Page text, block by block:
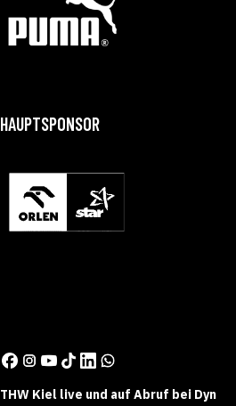
HAUPTSPONSOR
THW Kiel live und auf Abruf bei Dyn